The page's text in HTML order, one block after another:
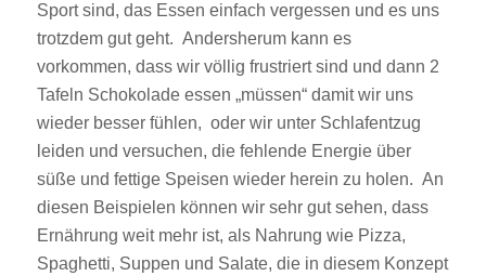
Sport sind, das Essen einfach vergessen und es uns
trotzdem gut geht. Andersherum kann es
vorkommen, dass wir völlig frustriert sind und dann 2
Tafeln Schokolade essen „müssen“ damit wir uns
wieder besser fühlen, oder wir unter Schlafentzug
leiden und versuchen, die fehlende Energie über
süße und fettige Speisen wieder herein zu holen. An
diesen Beispielen können wir sehr gut sehen, dass
Ernährung weit mehr ist, als Nahrung wie Pizza,
Spaghetti, Suppen und Salate, die in diesem Konzept